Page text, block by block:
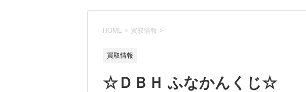
HOME > 買取情報 >
買取情報
☆ＤＢＨ ふなかんくじ☆